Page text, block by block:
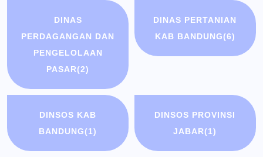
DINAS
PERDAGANGAN DAN
PENGELOLAAN
PASAR(2)
DINAS PERTANIAN
KAB BANDUNG(6)
DINSOS KAB
BANDUNG(1)
DINSOS PROVINSI
JABAR(1)